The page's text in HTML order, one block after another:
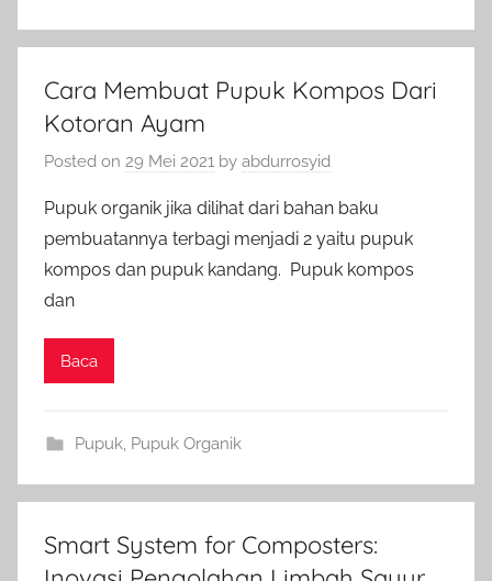
Cara Membuat Pupuk Kompos Dari
Kotoran Ayam
Posted on 29 Mei 2021 by abdurrosyid
Pupuk organik jika dilihat dari bahan baku
pembuatannya terbagi menjadi 2 yaitu pupuk
kompos dan pupuk kandang. Pupuk kompos
dan
Baca
Pupuk, Pupuk Organik
Smart System for Composters: